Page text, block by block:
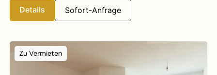
Details Sofort-Anfrage
Zu Vermieten